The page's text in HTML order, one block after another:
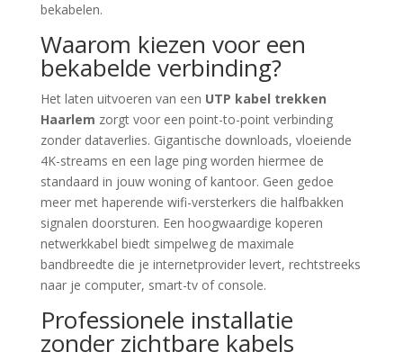
bekabelen.
Waarom kiezen voor een
bekabelde verbinding?
Het laten uitvoeren van een UTP kabel trekken
Haarlem zorgt voor een point-to-point verbinding
zonder dataverlies. Gigantische downloads, vloeiende
4K-streams en een lage ping worden hiermee de
standaard in jouw woning of kantoor. Geen gedoe
meer met haperende wifi-versterkers die halfbakken
signalen doorsturen. Een hoogwaardige koperen
netwerkkabel biedt simpelweg de maximale
bandbreedte die je internetprovider levert, rechtstreeks
naar je computer, smart-tv of console.
Professionele installatie
zonder zichtbare kabels